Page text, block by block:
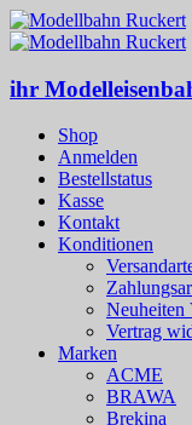
ihr
Shop
Anmelden
Bestellstatus
Kasse
Kontakt
Konditionen
Neuheiten
Vertrag
Marken
ACME
BRAWA
Brekina